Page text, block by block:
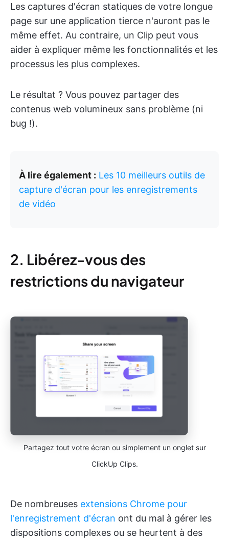
Les captures d'écran statiques de votre longue
page sur une application tierce n'auront pas le
même effet. Au contraire, un Clip peut vous
aider à expliquer même les fonctionnalités et les
processus les plus complexes.
Le résultat ? Vous pouvez partager des
contenus web volumineux sans problème (ni
bug !).
À lire également : Les 10 meilleurs outils de
capture d'écran pour les enregistrements
de vidéo
2. Libérez-vous des
restrictions du navigateur
Partagez tout votre écran ou simplement un onglet sur
ClickUp Clips.
De nombreuses extensions Chrome pour
l'enregistrement d'écran ont du mal à gérer les
dispositions complexes ou se heurtent à des